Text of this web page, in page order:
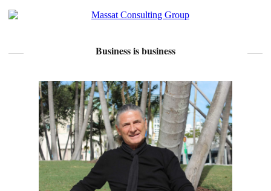
Business is business